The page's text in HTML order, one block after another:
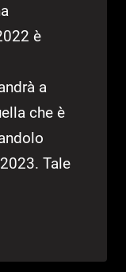
è
a
che è
Tale